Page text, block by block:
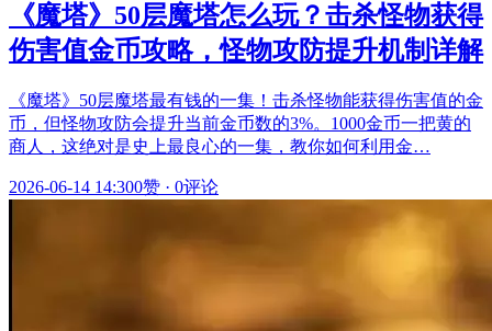
《魔塔》50层魔塔怎么玩？击杀怪物获得
伤害值金币攻略，怪物攻防提升机制详解
《魔塔》50层魔塔最有钱的一集！击杀怪物能获得伤害值的金
币，但怪物攻防会提升当前金币数的3%。1000金币一把黄的
商人，这绝对是史上最良心的一集，教你如何利用金…
2026-06-14 14:300赞 · 0评论